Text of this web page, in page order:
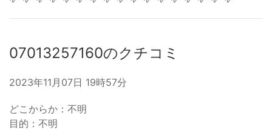
07013257160のクチコミ
2023年11月07日 19時57分
どこからか：不明
目的：不明